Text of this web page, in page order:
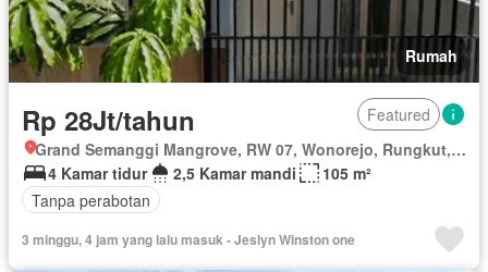
Rumah
Rp 28Jt/tahun
Featured
Grand Semanggi Mangrove, RW 07, Wonorejo, Rungkut, Surabaya, Jawa Timur
4 Kamar tidur
2,5 Kamar mandi
105 m²
Tanpa perabotan
3 minggu, 4 jam yang lalu masuk - Jeslyn Winston one